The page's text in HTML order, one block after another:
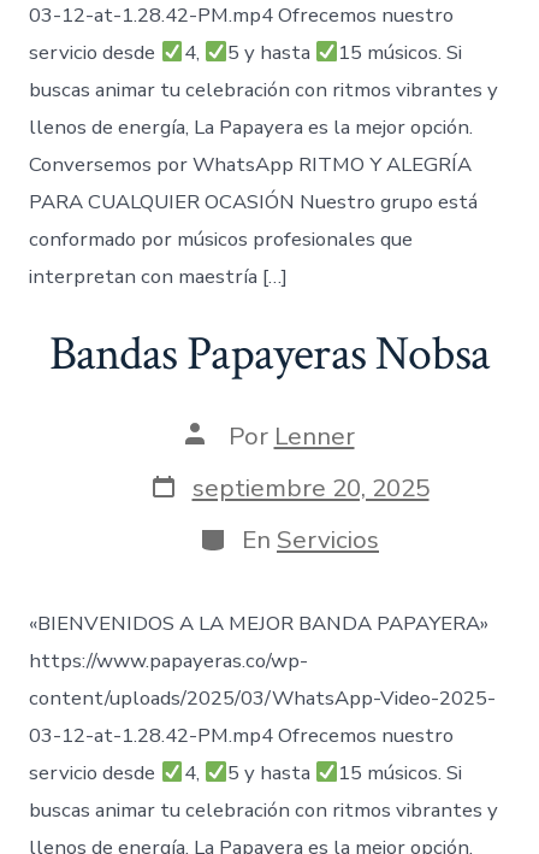
03-12-at-1.28.42-PM.mp4 Ofrecemos nuestro
servicio desde
4, 5 y hasta
15 músicos. Si
buscas animar tu celebración con ritmos vibrantes y
llenos de energía, La Papayera es la mejor opción.
Conversemos por WhatsApp RITMO Y ALEGRÍA
PARA CUALQUIER OCASIÓN Nuestro grupo está
conformado por músicos profesionales que
interpretan con maestría […]
Bandas Papayeras Nobsa
Autor
la
entrada
Por Lenner
Fecha
de
publicación
septiembre 20, 2025
Categorías
En Servicios
«BIENVENIDOS A LA MEJOR BANDA PAPAYERA»
https://www.papayeras.co/wp-
content/uploads/2025/03/WhatsApp-Video-2025-
03-12-at-1.28.42-PM.mp4 Ofrecemos nuestro
servicio desde
4, 5 y hasta
15 músicos. Si
buscas animar tu celebración con ritmos vibrantes y
llenos de energía, La Papayera es la mejor opción.